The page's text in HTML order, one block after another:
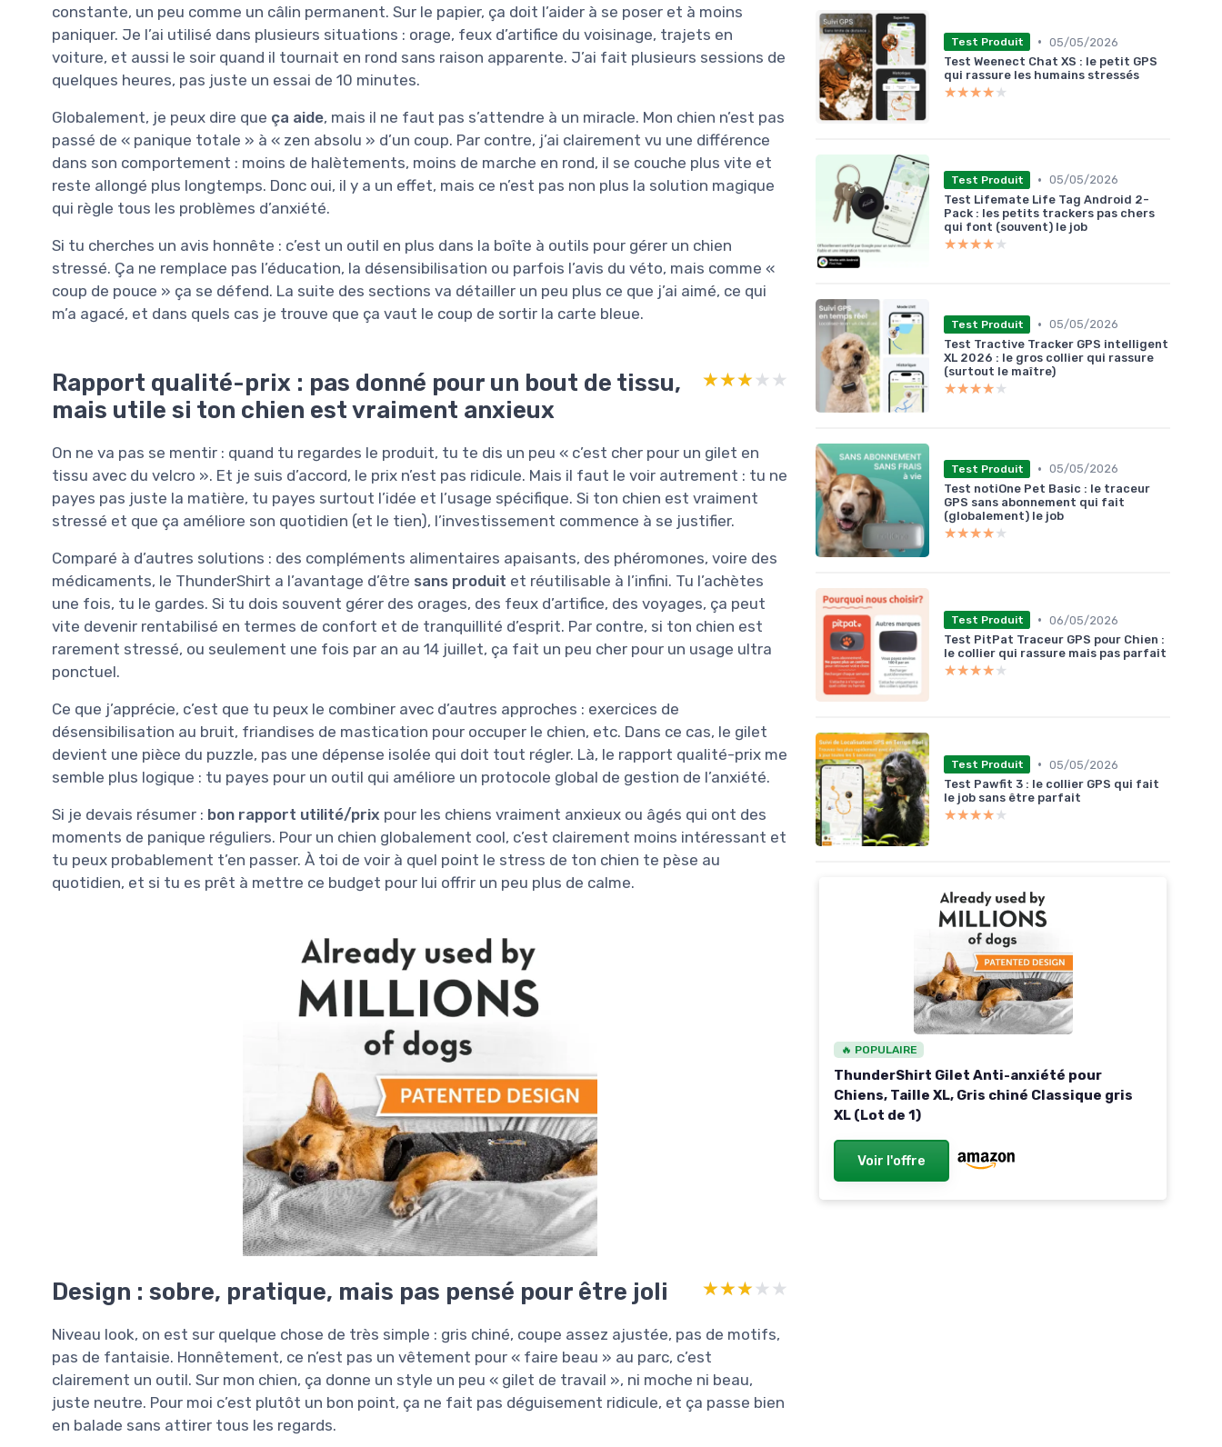
constante, un peu comme un câlin permanent. Sur le papier, ça doit l’aider à se poser et à moins
paniquer. Je l’ai utilisé dans plusieurs situations : orage, feux d’artifice du voisinage, trajets en
voiture, et aussi le soir quand il tournait en rond sans raison apparente. J’ai fait plusieurs sessions de
quelques heures, pas juste un essai de 10 minutes.
Globalement, je peux dire que ça aide, mais il ne faut pas s’attendre à un miracle. Mon chien n’est pas
passé de « panique totale » à « zen absolu » d’un coup. Par contre, j’ai clairement vu une différence
dans son comportement : moins de halètements, moins de marche en rond, il se couche plus vite et
reste allongé plus longtemps. Donc oui, il y a un effet, mais ce n’est pas non plus la solution magique
qui règle tous les problèmes d’anxiété.
Si tu cherches un avis honnête : c’est un outil en plus dans la boîte à outils pour gérer un chien
stressé. Ça ne remplace pas l’éducation, la désensibilisation ou parfois l’avis du véto, mais comme «
coup de pouce » ça se défend. La suite des sections va détailler un peu plus ce que j’ai aimé, ce qui
m’a agacé, et dans quels cas je trouve que ça vaut le coup de sortir la carte bleue.
Rapport qualité-prix : pas donné pour un bout de tissu,
mais utile si ton chien est vraiment anxieux
★★★★★
★★★★★
On ne va pas se mentir : quand tu regardes le produit, tu te dis un peu « c’est cher pour un gilet en
tissu avec du velcro ». Et je suis d’accord, le prix n’est pas ridicule. Mais il faut le voir autrement : tu ne
payes pas juste la matière, tu payes surtout l’idée et l’usage spécifique. Si ton chien est vraiment
stressé et que ça améliore son quotidien (et le tien), l’investissement commence à se justifier.
Comparé à d’autres solutions : des compléments alimentaires apaisants, des phéromones, voire des
médicaments, le ThunderShirt a l’avantage d’être sans produit et réutilisable à l’infini. Tu l’achètes
une fois, tu le gardes. Si tu dois souvent gérer des orages, des feux d’artifice, des voyages, ça peut
vite devenir rentabilisé en termes de confort et de tranquillité d’esprit. Par contre, si ton chien est
rarement stressé, ou seulement une fois par an au 14 juillet, ça fait un peu cher pour un usage ultra
ponctuel.
Ce que j’apprécie, c’est que tu peux le combiner avec d’autres approches : exercices de
désensibilisation au bruit, friandises de mastication pour occuper le chien, etc. Dans ce cas, le gilet
devient une pièce du puzzle, pas une dépense isolée qui doit tout régler. Là, le rapport qualité-prix me
semble plus logique : tu payes pour un outil qui améliore un protocole global de gestion de l’anxiété.
Si je devais résumer : bon rapport utilité/prix pour les chiens vraiment anxieux ou âgés qui ont des
moments de panique réguliers. Pour un chien globalement cool, c’est clairement moins intéressant et
tu peux probablement t’en passer. À toi de voir à quel point le stress de ton chien te pèse au
quotidien, et si tu es prêt à mettre ce budget pour lui offrir un peu plus de calme.
Design : sobre, pratique, mais pas pensé pour être joli ★★★★★
★★★★★
Niveau look, on est sur quelque chose de très simple : gris chiné, coupe assez ajustée, pas de motifs,
pas de fantaisie. Honnêtement, ce n’est pas un vêtement pour « faire beau » au parc, c’est
clairement un outil. Sur mon chien, ça donne un style un peu « gilet de travail », ni moche ni beau,
juste neutre. Pour moi c’est plutôt un bon point, ça ne fait pas déguisement ridicule, et ça passe bien
en balade sans attirer tous les regards.
Test Produit • 05/05/2026
Test Weenect Chat XS : le petit GPS
qui rassure les humains stressés
★★★★★
★★★★★
Test Produit • 05/05/2026
Test Lifemate Life Tag Android 2-
Pack : les petits trackers pas chers
qui font (souvent) le job
★★★★★
★★★★★
Test Produit • 05/05/2026
Test Tractive Tracker GPS intelligent
XL 2026 : le gros collier qui rassure
(surtout le maître)
★★★★★
★★★★★
Test Produit • 05/05/2026
Test notiOne Pet Basic : le traceur
GPS sans abonnement qui fait
(globalement) le job
★★★★★
★★★★★
Test Produit • 06/05/2026
Test PitPat Traceur GPS pour Chien :
le collier qui rassure mais pas parfait
★★★★★
★★★★★
Test Produit • 05/05/2026
Test Pawfit 3 : le collier GPS qui fait
le job sans être parfait
★★★★★
★★★★★
🔥 POPULAIRE
ThunderShirt Gilet Anti-anxiété pour
Chiens, Taille XL, Gris chiné Classique gris
XL (Lot de 1)
Voir l'offre